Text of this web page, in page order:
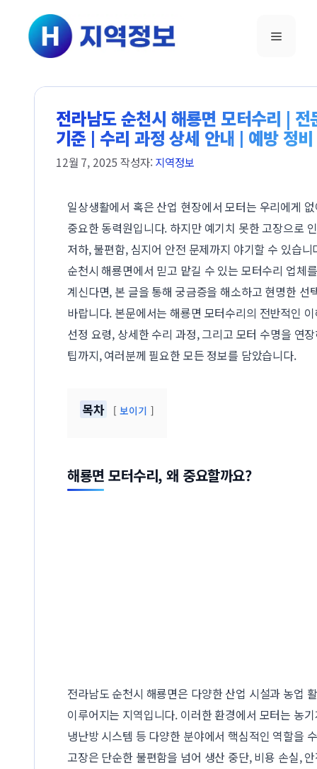
건너뛰기
메뉴
전라남도 순천시 해룡면 모터수리 | 전
기준 | 수리 과정 상세 안내 | 예방 정
12월 7, 2025 작성자: 지역정보
일상생활에서 혹은 산업 현장에서 모터는 우리에게
중요한 동력원입니다. 하지만 예기치 못한 고장으로
저하, 불편함, 심지어 안전 문제까지 야기할 수 있습니
순천시 해룡면에서 믿고 맡길 수 있는 모터수리 업체
계신다면, 본 글을 통해 궁금증을 해소하고 현명한 선
바랍니다. 본문에서는 해룡면 모터수리의 전반적인
선정 요령, 상세한 수리 과정, 그리고 모터 수명을 연
팁까지, 여러분께 필요한 모든 정보를 담았습니다.
목차 보이기
해룡면 모터수리, 왜 중요할까요?
전라남도 순천시 해룡면은 다양한 산업 시설과 농업
이루어지는 지역입니다. 이러한 환경에서 모터는 농
냉난방 시스템 등 다양한 분야에서 핵심적인 역할을
고장은 단순한 불편함을 넘어 생산 중단, 비용 손실,